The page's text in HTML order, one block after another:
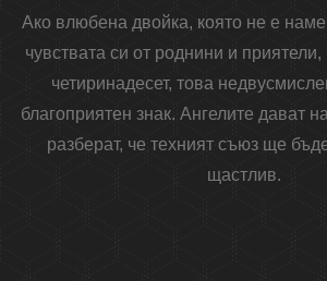
Ако влюбена двойка, която не е
чувствата си от роднини и
четиринадесет, това
благоприятен знак. Ангелите дават
разберат, че техният съюз ще
щастлив.